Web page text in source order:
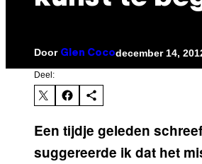
Door Glen Cocodecember 14,
Deel:
Een tijdje geleden
suggereerde ik dat het